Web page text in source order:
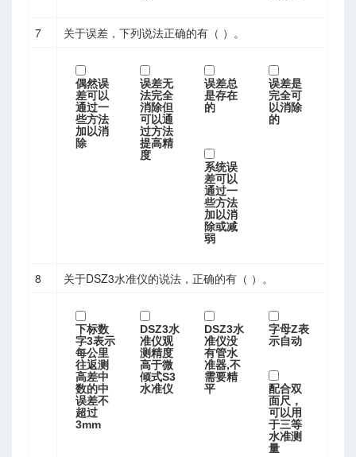
7 关于误差，下列说法正确的有（ ）。
偶然误
差可以
通过一
些方法
加以消
除
误差无
法完全
消除但
可以通
过方法
提高精
度
误差总
是存在
的
误差是
完全可
以消除
的
系统误
差可以
通过一
些方法
加以消
除或减
弱
8 关于DSZ3水准仪的说法，正确的有（ ）。
下标数
字3表示
每公里
往返测
高差中
数的中
误差不
超过
3mm
DSZ3水
准仪观
测精度
高于微
倾式S3
水准仪
DSZ3水
准仪没
有管水
准器,不
需要精
平
字母Z表
示自动
配合双
面尺，
可以用
于三等
水准测
量